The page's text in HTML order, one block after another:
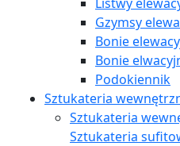
Gzymsy
Bonie
Bonie
Podokiennik
Sztukateria
Sztukateria
Sztukateria